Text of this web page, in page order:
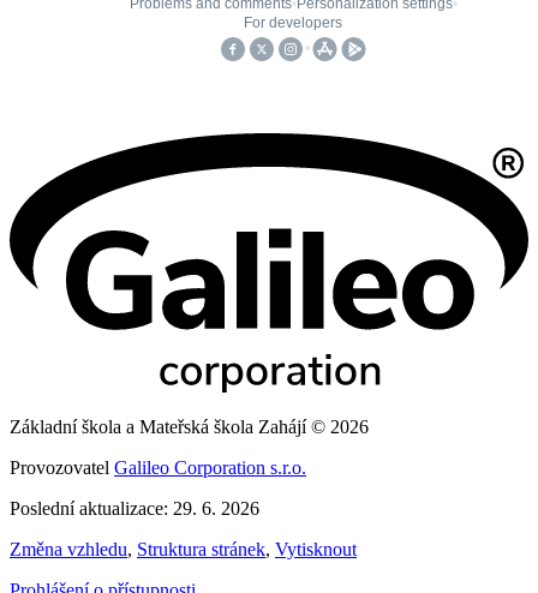
Základní škola a Mateřská škola Zahájí © 2026
Provozovatel Galileo Corporation s.r.o.
Poslední aktualizace: 29. 6. 2026
Změna vzhledu, Struktura stránek, Vytisknout